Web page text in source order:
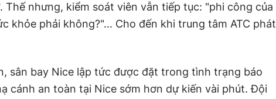
Thế nhưng, kiểm soát viên vẫn tiếp tục: "phi công của
khỏe phải không?"... Cho đến khi trung tâm ATC phát
sân bay Nice lập tức được đặt trong tình trạng báo
cánh an toàn tại Nice sớm hơn dự kiến vài phút. Đội